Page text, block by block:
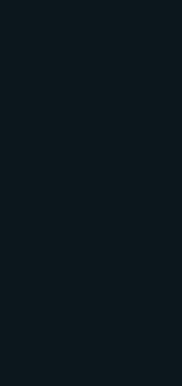
Rheinschiffahrt
sich im Uebrgen an
vorgeschrieben werden
der Berufung an die
unmittelbar von dem
einzureichen seien.
auf die Akte, wie sie
ist, kann unterbleiben.
abgeschlossene
werden, und ist
für die Gerichtshöfe
enthaltenen
Der Akte sind
Erläuterung.
Ufer-Regierungen im
ihrer Vereinbarungen
Vertrage nur die vier
beibehalten worden.
(Artt. 89. Nr. 4.) haben
Erhebung aufgehört. Die